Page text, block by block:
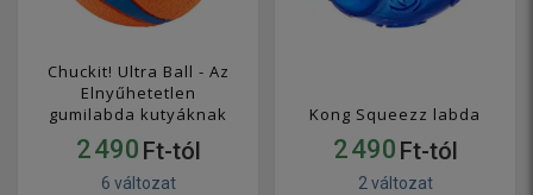
Chuckit! Ultra Ball - Az
Elnyűhetetlen
gumilabda kutyáknak
2 490 Ft-tól
6 változat
Kong Squeezz labda
2 490 Ft-tól
2 változat